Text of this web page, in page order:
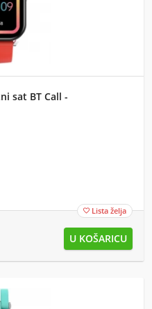
sat BT Call -
 Lista želja